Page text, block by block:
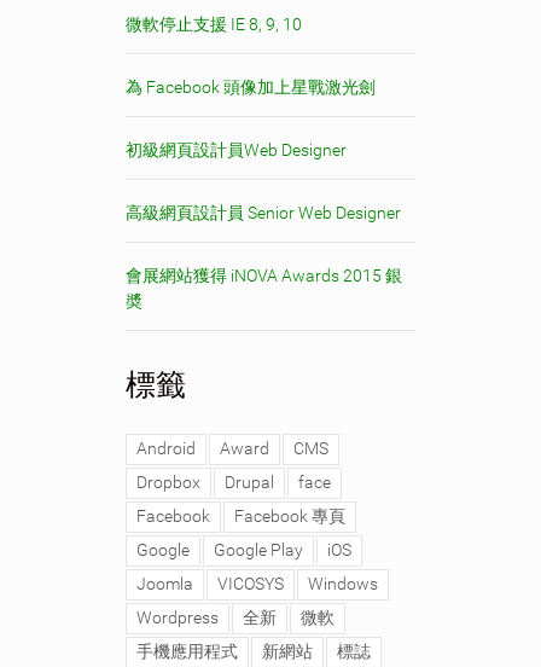
微軟停止支援 IE 8, 9, 10
為 Facebook 頭像加上星戰激光劍
初級網頁設計員Web Designer
高級網頁設計員 Senior Web Designer
會展網站獲得 iNOVA Awards 2015 銀
奬
標籤
Android Award
CMS
Dropbox
Drupal
face
Facebook
Facebook 專頁
Google
Google Play
iOS
Joomla
VICOSYS
Windows
Wordpress
全新
微軟
手機應用程式
新網站
標誌